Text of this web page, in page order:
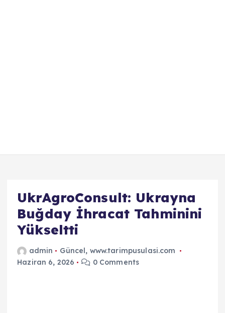
UkrAgroConsult: Ukrayna
Buğday İhracat Tahminini
Yükseltti
admin Güncel, www.tarimpusulasi.com
Haziran 6, 2026
0 Comments